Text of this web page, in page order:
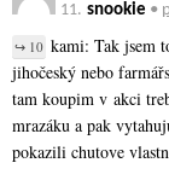
11. snookie •
↪ 10 kami: Tak jsem
jihočeský nebo
tam koupim v akci
mrazáku a pak
pokazili chutove